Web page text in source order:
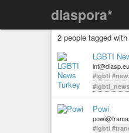
diaspora*
2 people tagged
LGBTI
lnt@diasp.eu
#lgbti
Powi
#lgbti